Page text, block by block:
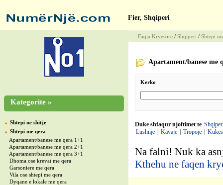
Fier, Shqiperi
Kategorite »
Shtepi ne shitje
Shtepi me qera
Apartament/banese me qera 1+1
Apartament/banese me qera 2+1
Apartament/banese me qera 3+1
Dhoma ose krevat me qera
Garsoniere me qera
Vila ose shtepi me qera
Dyqane e lokale me qera
Faqja Kryesore / Shqiperi / Shtepi
Apartament/banese me
Kerko
Duke shfaqur njoftimet te
Lushnje
Kavaje Tropoje Kukes
Na falni! Nuk ka
Kthehu ne faqen